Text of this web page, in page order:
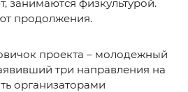
занимаются физкультурой.
продолжения.
проекта – молодежный
три направления на
организаторами